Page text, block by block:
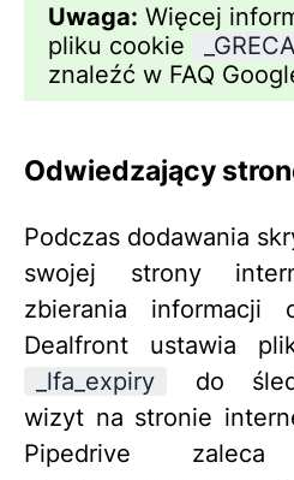
Uwaga: Więcej
pliku cookie
znaleźć w FAQ
Odwiedzający
Podczas dodawania
swojej strony
zbierania informacji
Dealfront ustawia
_lfa_expiry
do
wizyt na stronie
Pipedrive zaleca